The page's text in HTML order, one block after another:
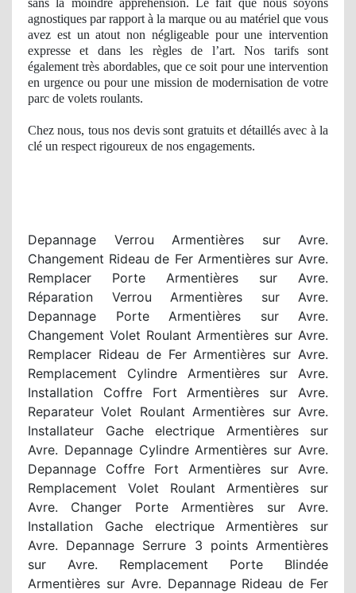
sans la moindre appréhension. Le fait que nous soyons
agnostiques par rapport à la marque ou au matériel que vous
avez est un atout non négligeable pour une intervention
expresse et dans les règles de l’art. Nos tarifs sont
également très abordables, que ce soit pour une intervention
en urgence ou pour une mission de modernisation de votre
parc de volets roulants.
Chez nous, tous nos devis sont gratuits et détaillés avec à la
clé un respect rigoureux de nos engagements.
Depannage Verrou Armentières sur Avre.
Changement Rideau de Fer Armentières sur Avre.
Remplacer Porte Armentières sur Avre.
Réparation Verrou Armentières sur Avre.
Depannage Porte Armentières sur Avre.
Changement Volet Roulant Armentières sur Avre.
Remplacer Rideau de Fer Armentières sur Avre.
Remplacement Cylindre Armentières sur Avre.
Installation Coffre Fort Armentières sur Avre.
Reparateur Volet Roulant Armentières sur Avre.
Installateur Gache electrique Armentières sur
Avre. Depannage Cylindre Armentières sur Avre.
Depannage Coffre Fort Armentières sur Avre.
Remplacement Volet Roulant Armentières sur
Avre. Changer Porte Armentières sur Avre.
Installation Gache electrique Armentières sur
Avre. Depannage Serrure 3 points Armentières
sur Avre. Remplacement Porte Blindée
Armentières sur Avre. Depannage Rideau de Fer